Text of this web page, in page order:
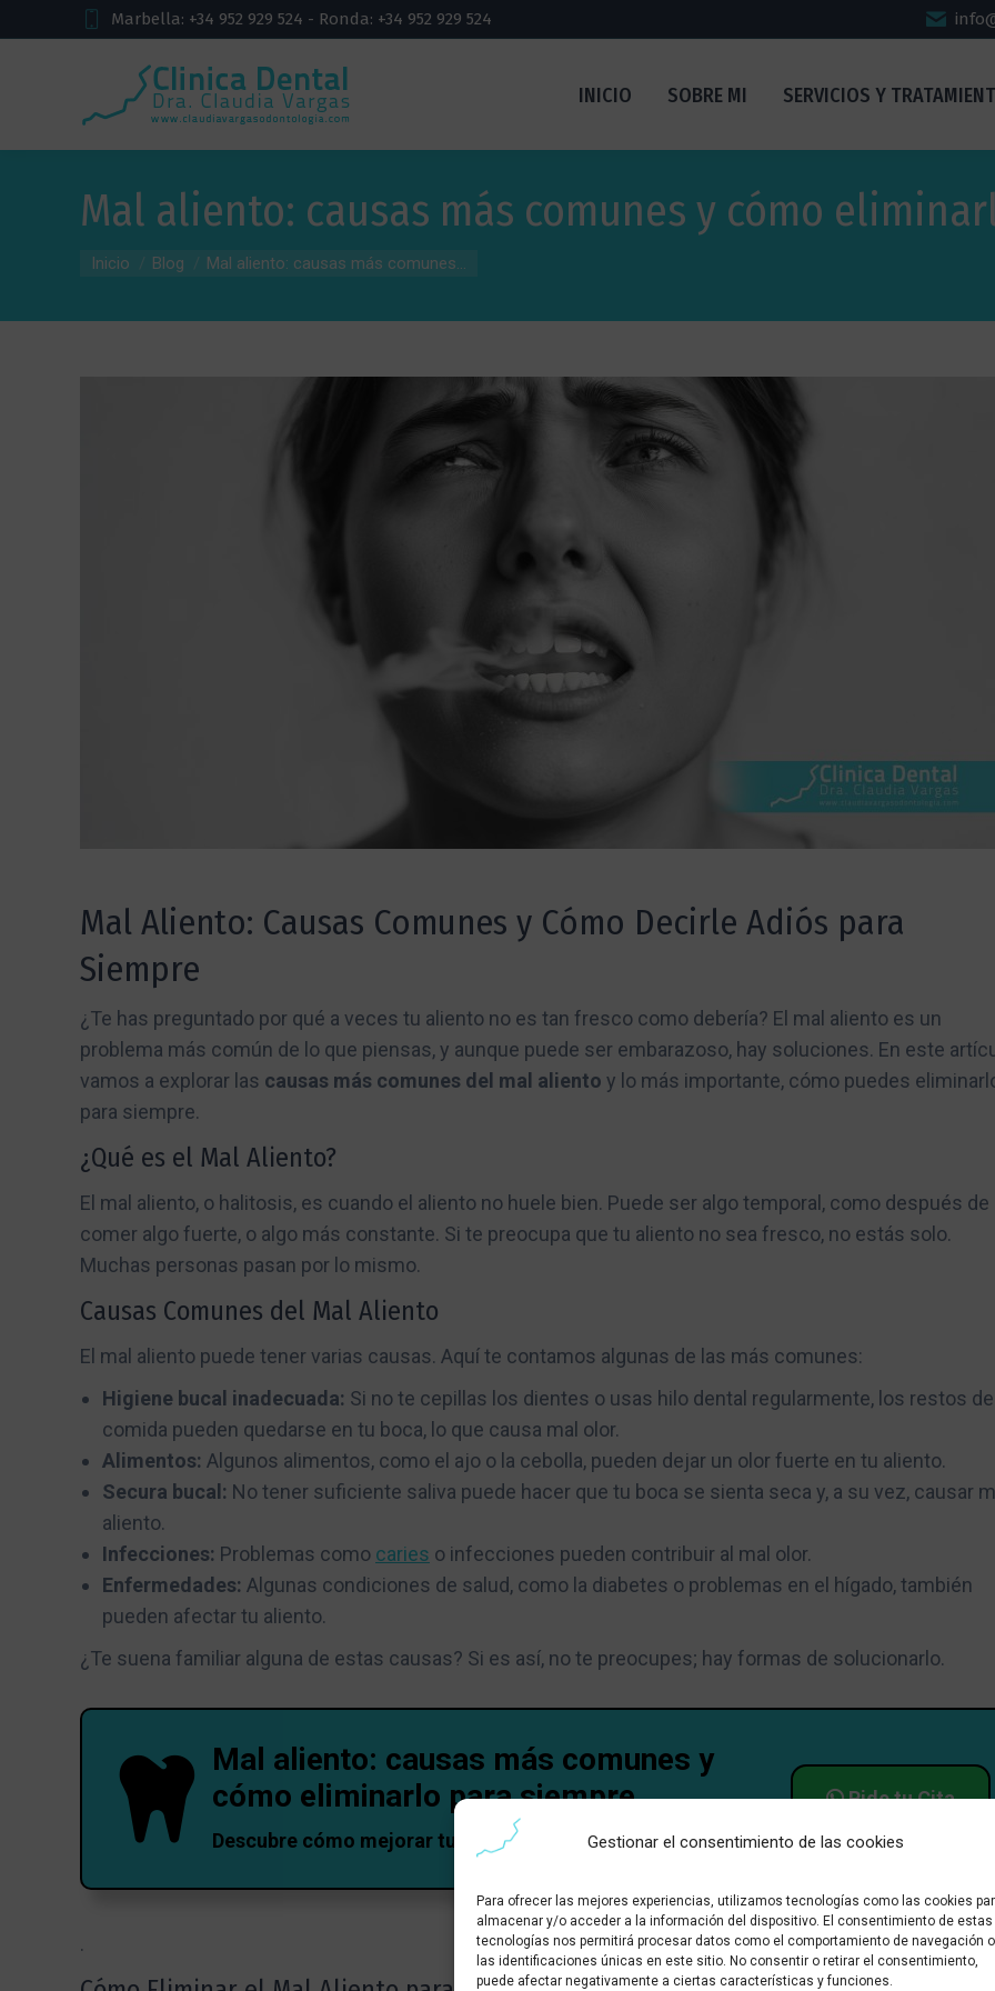
Gestionar el consentimiento de las cookies
Para ofrecer las mejores experiencias, utilizamos tecnologías como las cookies
almacenar y/o acceder a la información del dispositivo. El consentimiento de estas
tecnologías nos permitirá procesar datos como el comportamiento de navegación o
las identificaciones únicas en este sitio. No consentir o retirar el consentimiento,
puede afectar negativamente a ciertas características y funciones.
Marbella: +34 952 929 524 - Ronda: +34 952 929 524
INICIO SOBRE MI SERVICIOS Y
Mal aliento: causas más comunes y cómo
Estás aquí:
Inicio Blog Mal aliento: causas más comunes...
Mal Aliento: Causas Comunes y Cómo Decirle Adiós para
Siempre
¿Te has preguntado por qué a veces tu aliento no es tan fresco como debería? El mal aliento es un
problema más común de lo que piensas, y aunque puede ser embarazoso, hay soluciones. En este
vamos a explorar las causas más comunes del mal aliento y lo más importante, cómo puedes
para siempre.
¿Qué es el Mal Aliento?
El mal aliento, o halitosis, es cuando el aliento no huele bien. Puede ser algo temporal, como después de
comer algo fuerte, o algo más constante. Si te preocupa que tu aliento no sea fresco, no estás solo.
Muchas personas pasan por lo mismo.
Causas Comunes del Mal Aliento
El mal aliento puede tener varias causas. Aquí te contamos algunas de las más comunes:
Higiene bucal inadecuada: Si no te cepillas los dientes o usas hilo dental regularmente, los restos de
comida pueden quedarse en tu boca, lo que causa mal olor.
Alimentos: Algunos alimentos, como el ajo o la cebolla, pueden dejar un olor fuerte en tu aliento.
Secura bucal: No tener suficiente saliva puede hacer que tu boca se sienta seca y, a su vez, causar
aliento.
Infecciones: Problemas como caries o infecciones pueden contribuir al mal olor.
Enfermedades: Algunas condiciones de salud, como la diabetes o problemas en el hígado, también
pueden afectar tu aliento.
¿Te suena familiar alguna de estas causas? Si es así, no te preocupes; hay formas de solucionarlo.
Mal aliento: causas más comunes y
cómo eliminarlo para siempre
Descubre cómo mejorar tu aliento.
Pide tu Cita
.